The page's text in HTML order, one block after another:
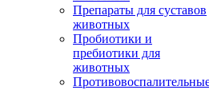
Препараты для суставов
животных
Пробиотики и
пребиотики для
животных